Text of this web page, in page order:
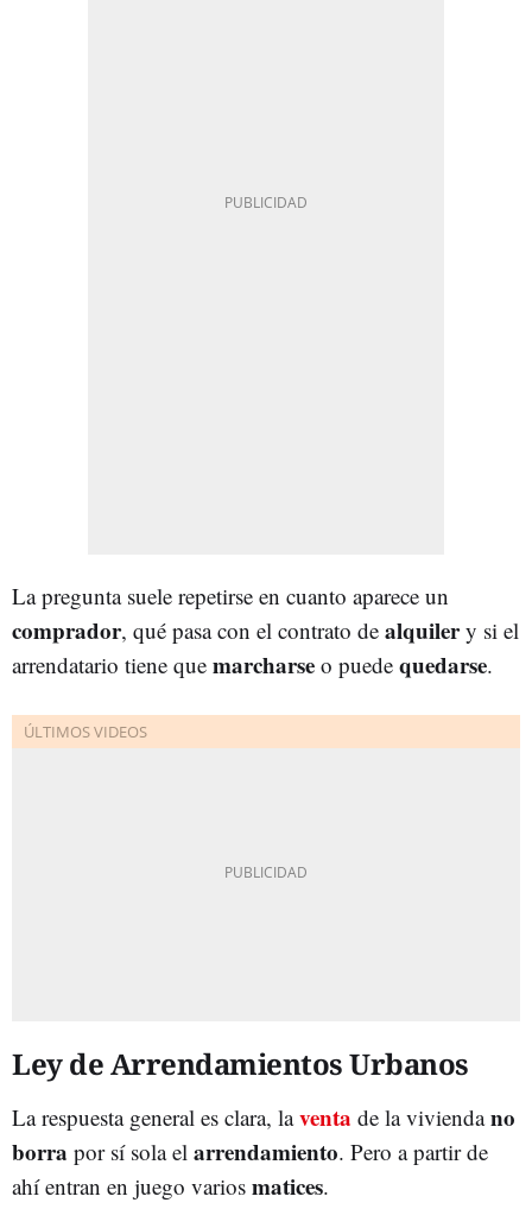
La pregunta suele repetirse en cuanto aparece un
comprador, qué pasa con el contrato de alquilery si el
arrendatario tiene que marcharse o puede quedarse.
Ley de Arrendamientos Urbanos
La respuesta general es clara, la venta de la viviendano
borra por sí sola el arrendamiento. Pero a partir de
ahí entran en juego varios matices.